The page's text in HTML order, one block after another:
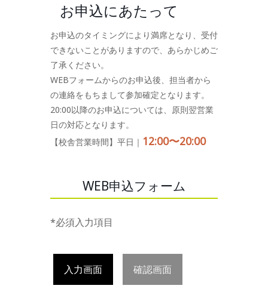
お申込にあたって
お申込のタイミングにより満席となり、受付
できないことがありますので、あらかじめご
了承ください。
WEBフォームからのお申込後、担当者から
の連絡をもちまして参加確定となります。
20:00以降のお申込については、原則翌営業
日の対応となります。
【校舎営業時間】平日｜ 12:00〜20:00
WEB申込フォーム
*必須入力項目
入力画面 確認画面